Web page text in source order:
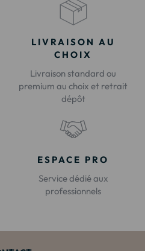
LIVRAISON AU
CHOIX
Livraison standard ou
premium au choix et retrait
dépôt
ESPACE PRO
Service dédié aux
professionnels